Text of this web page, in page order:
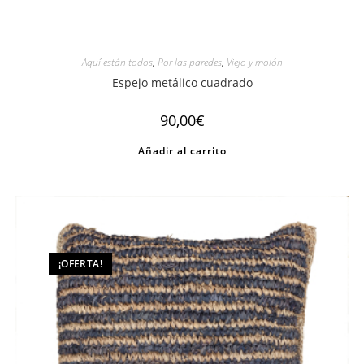
Aquí están todos, Por las paredes, Viejo y molón
Espejo metálico cuadrado
90,00€
Añadir al carrito
¡OFERTA!